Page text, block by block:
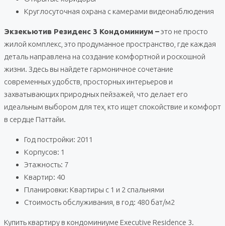
Круглосуточная охрана с камерами видеонаблюдения
Экзекьютив Резиденс 3 Кондоминиум –это не просто
жилой комплекс, это продуманное пространство, где каждая
деталь направлена на создание комфортной и роскошной
жизни. Здесь вы найдете гармоничное сочетание
современных удобств, просторных интерьеров и
захватывающих природных пейзажей, что делает его
идеальным выбором для тех, кто ищет спокойствие и комфорт
в сердце Паттайи.
Год постройки: 2011
Корпусов: 1
Этажность: 7
Квартир: 40
Планировки: Квартиры с 1 и 2 спальнями
Стоимость обслуживания, в год: 480 бат/м2
Купить квартиру в кондоминиуме Executive Residence 3.